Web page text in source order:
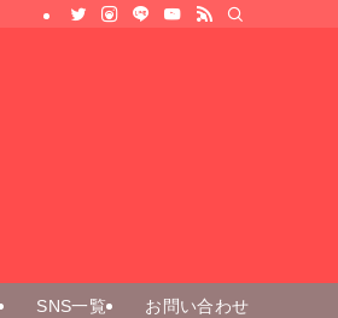
SNS一覧 お問い合わせ